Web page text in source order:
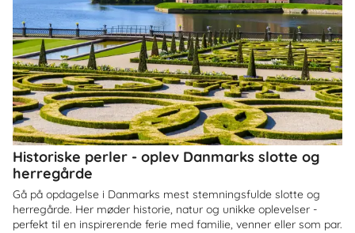
Historiske perler - oplev Danmarks slotte og
herregårde
Gå på opdagelse i Danmarks mest stemningsfulde slotte og
herregårde. Her møder historie, natur og unikke oplevelser -
perfekt til en inspirerende ferie med familie, venner eller som par.